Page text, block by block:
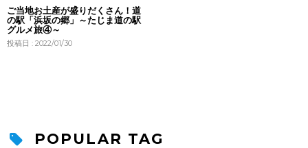
ご当地お土産が盛りだくさん！道
の駅「浜坂の郷」～たじま道の駅
グルメ旅④～
投稿日 : 2022/01/30
POPULAR TAG